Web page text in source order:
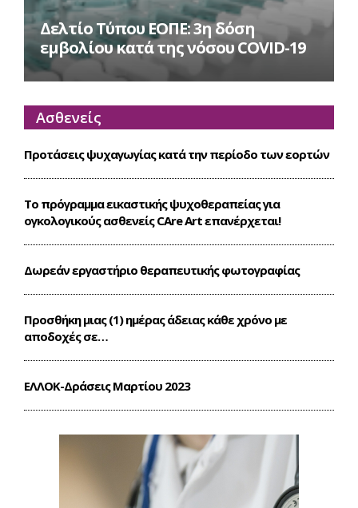
Δελτίο Τύπου ΕΟΠΕ: 3η δόση
εμβολίου κατά της νόσου COVID-19
Ασθενείς
Προτάσεις ψυχαγωγίας κατά την περίοδο των εορτών
Το πρόγραμμα εικαστικής ψυχοθεραπείας για
ογκολογικούς ασθενείς CΑre Art επανέρχεται!
Δωρεάν εργαστήριο θεραπευτικής φωτογραφίας
Προσθήκη μιας (1) ημέρας άδειας κάθε χρόνο με
αποδοχές σε…
ΕΛΛΟΚ-Δράσεις Mαρτίου 2023